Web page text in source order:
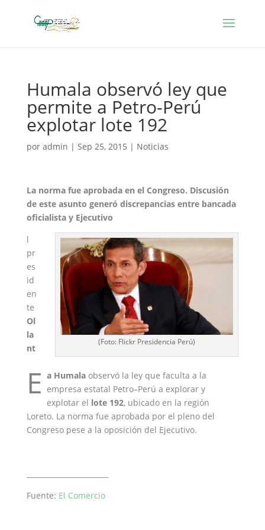
Humala observó ley que
permite a Petro-Perú
explotar lote 192
por admin | Sep 25, 2015 | Noticias
La norma fue aprobada en el Congreso. Discusión
de este asunto generó discrepancias entre bancada
oficialista y Ejecutivo
(Foto: Flickr Presidencia Perú)
E
l
pr
es
id
en
te
Ol
la
nt
a Humalaobservó la ley que faculta a la
empresa estatal Petro–Perú a explorar y
explotar el lote 192, ubicado en la región
Loreto. La norma fue aprobada por el pleno del
Congreso pese a la oposición del Ejecutivo.
Fuente: El Comercio